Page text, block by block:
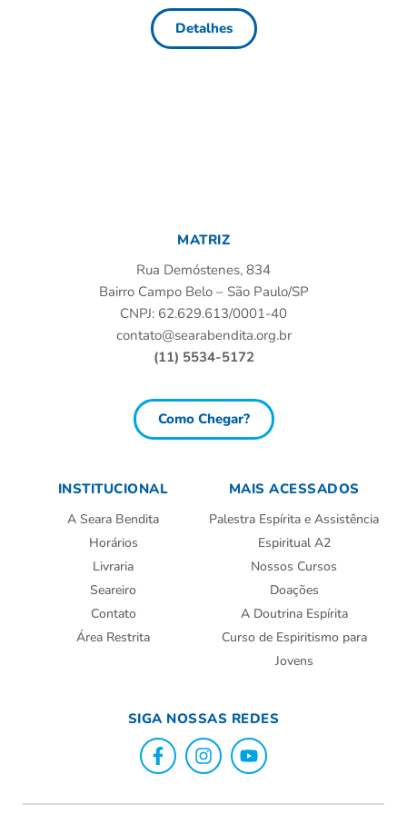
Detalhes
MATRIZ
Rua Demóstenes, 834
Bairro Campo Belo – São Paulo/SP
CNPJ: 62.629.613/0001-40
contato@searabendita.org.br
(11) 5534-5172
Como Chegar?
INSTITUCIONAL
A Seara Bendita
Horários
Livraria
Seareiro
Contato
Área Restrita
MAIS ACESSADOS
Palestra Espírita e Assistência
Espiritual A2
Nossos Cursos
Doações
A Doutrina Espírita
Curso de Espiritismo para
Jovens
SIGA NOSSAS REDES